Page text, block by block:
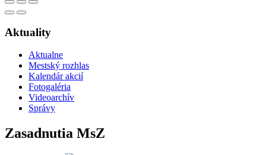
Aktuality
Aktualne
Mestský rozhlas
Kalendár akcií
Fotogaléria
Videoarchív
Správy
Zasadnutia MsZ